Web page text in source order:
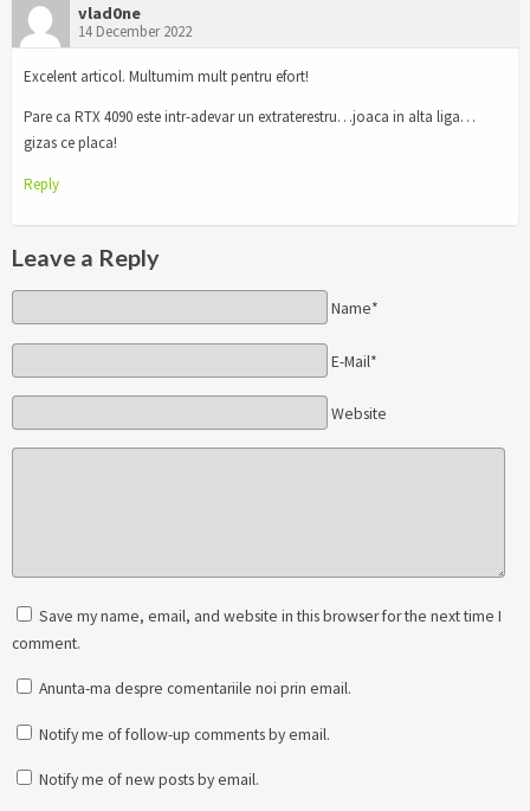
vlad0ne
14 December 2022
Excelent articol. Multumim mult pentru efort!
Pare ca RTX 4090 este intr-adevar un extraterestru…joaca in alta liga…
gizas ce placa!
Reply
Leave a Reply
Name*
E-Mail*
Website
Save my name, email, and website in this browser for the next time I
comment.
Anunta-ma despre comentariile noi prin email.
Notify me of follow-up comments by email.
Notify me of new posts by email.